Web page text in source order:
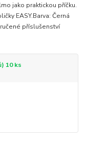
jako praktickou příčku.
EASY.Barva: Černá
příslušenství
10 ks